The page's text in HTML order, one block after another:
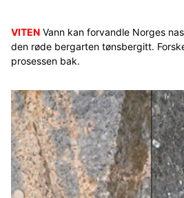
VITEN Vann kan forvandle Norges
den røde bergarten tønsbergitt.
prosessen bak.